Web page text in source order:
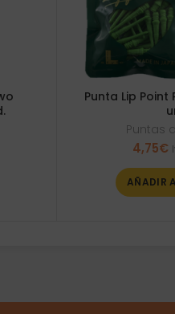
Punta Lip Point
Puntas
4,75€
AÑADIR